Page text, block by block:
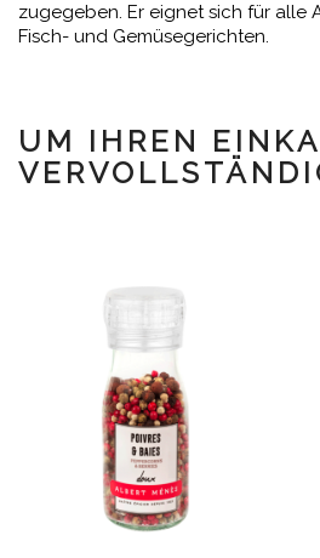
zugegeben. Er eignet sich für alle
Fisch- und Gemüsegerichten.
UM IHREN